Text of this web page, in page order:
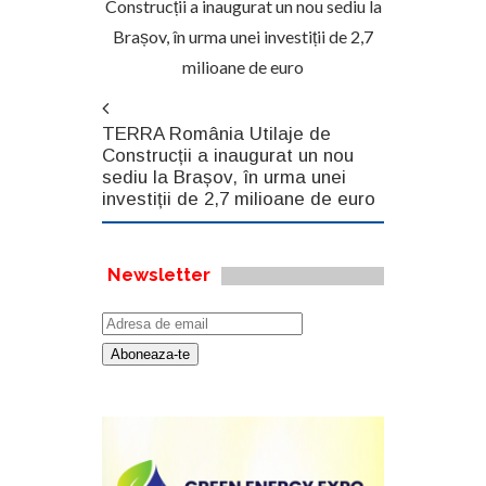
Construcții a inaugurat un nou sediu la
Brașov, în urma unei investiții de 2,7
milioane de euro
TERRA România Utilaje de
Construcții a inaugurat un nou
sediu la Brașov, în urma unei
investiții de 2,7 milioane de euro
Newsletter